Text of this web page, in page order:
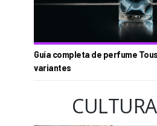
Guía completa de perfume
variantes